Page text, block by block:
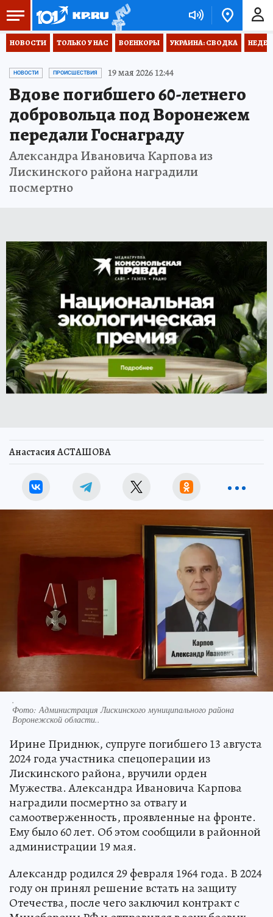
НОВОСТИ ТОЛЬКО У НАС ВОЕНКОРЫ УКРАИНА: СВОДКА
НОВОСТИ ПРОИСШЕСТВИЯ 19 мая 2026 12:44
Вдове погибшего 60-летнего
добровольца под Воронежем
передали Госнаграду
Александра Ивановича Карпова из
Лискинского района наградили
посмертно
Анастасия АСТАШОВА
.
Фото: Администрация Лискинского муниципального района
Воронежской области..
Ирине Приднюк, супруге погибшего 13 августа
2024 года участника спецоперации из
Лискинского района, вручили орден
Мужества. Александра Ивановича Карпова
наградили посмертно за отвагу и
самоотверженность, проявленные на фронте.
Ему было 60 лет. Об этом сообщили в районной
администрации 19 мая.
Александр родился 29 февраля 1964 года. В 2024
году он принял решение встать на защиту
Отечества, после чего заключил контракт с